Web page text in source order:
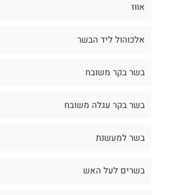
אווז
אלכוהול ליד הבשר
בשר בקר משובח
בשר בקר עגלה משובח
בשר למעשנת
בשרים לעל האש